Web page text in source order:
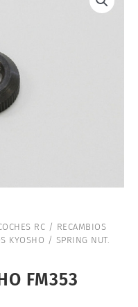
RC / RECAMBIOS
KYOSHO / SPRING NUT.
FM353